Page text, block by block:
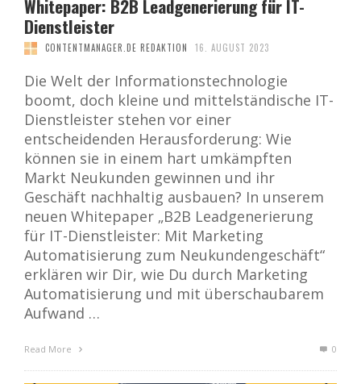
Whitepaper: B2B Leadgenerierung für IT-
Dienstleister
CONTENTMANAGER.DE REDAKTION 16. AUGUST 2023
Die Welt der Informationstechnologie
boomt, doch kleine und mittelständische IT-
Dienstleister stehen vor einer
entscheidenden Herausforderung: Wie
können sie in einem hart umkämpften
Markt Neukunden gewinnen und ihr
Geschäft nachhaltig ausbauen? In unserem
neuen Whitepaper „B2B Leadgenerierung
für IT-Dienstleister: Mit Marketing
Automatisierung zum Neukundengeschäft“
erklären wir Dir, wie Du durch Marketing
Automatisierung und mit überschaubarem
Aufwand …
Read More 0